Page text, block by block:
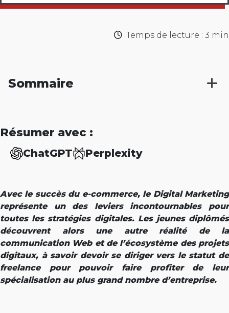
Temps de lecture : 3 min
Sommaire
Résumer avec :
ChatGPT Perplexity
Avec le succès du e-commerce, le Digital Marketing
représente un des leviers incontournables pour
toutes les stratégies digitales. Les jeunes diplômés
découvrent alors une autre réalité de la
communication Web et de l’écosystème des projets
digitaux, à savoir devoir se diriger vers le statut de
freelance pour pouvoir faire profiter de leur
spécialisation au plus grand nombre d’entreprise.